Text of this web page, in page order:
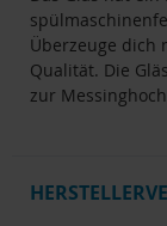
Überzeuge dich
Qualität. Die
zur